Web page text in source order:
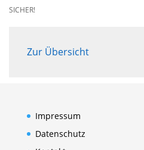
SICHER!
Zur Übersicht
Impressum
Datenschutz